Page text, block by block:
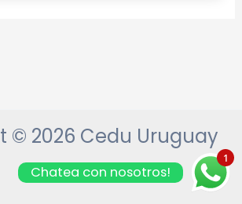
© 2026 Cedu Uruguay
1
Chatea con nosotros!